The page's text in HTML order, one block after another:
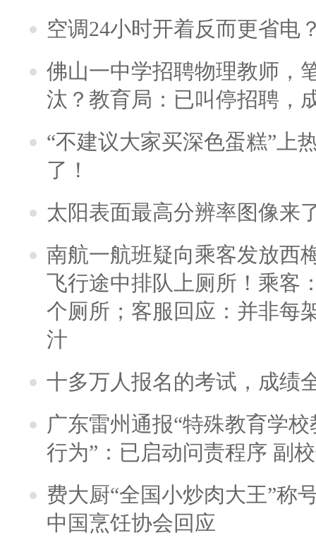
空调24小时开着反而更省电
佛山一中学招聘物理教师，
汰？教育局：已叫停招聘，
“不建议大家买深色蛋糕”上
了！
太阳表面最高分辨率图像来
南航一航班疑向乘客发放西
飞行途中排队上厕所！乘客
个厕所；客服回应：并非每
汁
十多万人报名的考试，成绩
广东雷州通报“特殊教育学
行为”：已启动问责程序 副
费大厨“全国小炒肉大王”称
中国烹饪协会回应